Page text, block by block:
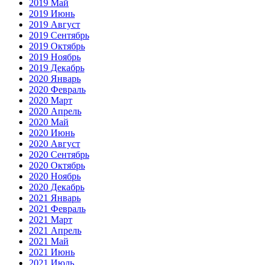
2019 Май
2019 Июнь
2019 Август
2019 Сентябрь
2019 Октябрь
2019 Ноябрь
2019 Декабрь
2020 Январь
2020 Февраль
2020 Март
2020 Апрель
2020 Май
2020 Июнь
2020 Август
2020 Сентябрь
2020 Октябрь
2020 Ноябрь
2020 Декабрь
2021 Январь
2021 Февраль
2021 Март
2021 Апрель
2021 Май
2021 Июнь
2021 Июль